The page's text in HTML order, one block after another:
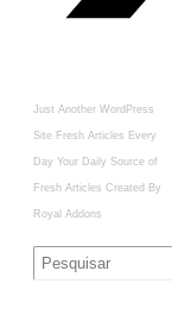
Just Another WordPress
Site Fresh Articles Every
Day Your Daily Source of
Fresh Articles Created By
Royal Addons